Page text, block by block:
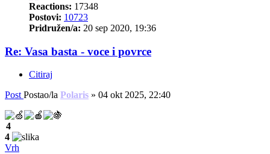
Reactions: 17348
Postovi: 10723
Pridružen/a: 20 sep 2020, 19:36
Re: Vasa basta - voce i povrce
Citiraj
Post Postao/la Polaris » 04 okt 2025, 22:40
4
4
Vrh